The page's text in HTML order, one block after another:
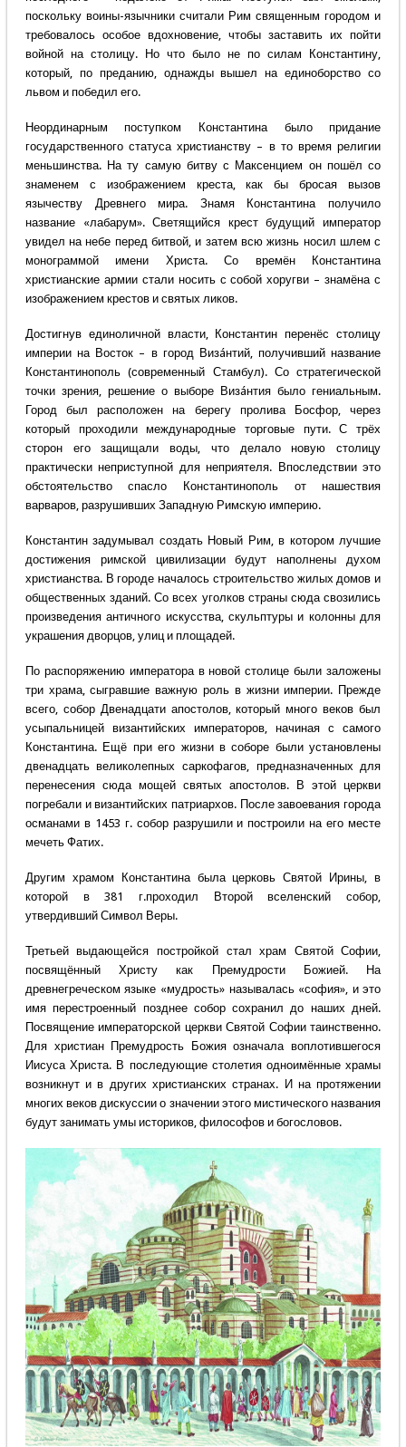
поскольку воины-язычники считали Рим священным городом и
требовалось особое вдохновение, чтобы заставить их пойти
войной на столицу. Но что было не по силам Константину,
который, по преданию, однажды вышел на единоборство со
львом и победил его.
Неординарным поступком Константина было придание
государственного статуса христианству – в то время религии
меньшинства. На ту самую битву с Максенцием он пошёл со
знаменем с изображением креста, как бы бросая вызов
язычеству Древнего мира. Знамя Константина получило
название «лабарум». Светящийся крест будущий император
увидел на небе перед битвой, и затем всю жизнь носил шлем с
монограммой имени Христа. Со времён Константина
христианские армии стали носить с собой хоругви – знамёна с
изображением крестов и святых ликов.
Достигнув единоличной власти, Константин перенёс столицу
империи на Восток – в город Визáнтий, получивший название
Константинополь (современный Стамбул). Со стратегической
точки зрения, решение о выборе Визáнтия было гениальным.
Город был расположен на берегу пролива Босфор, через
который проходили международные торговые пути. С трёх
сторон его защищали воды, что делало новую столицу
практически неприступной для неприятеля. Впоследствии это
обстоятельство спасло Константинополь от нашествия
варваров, разрушивших Западную Римскую империю.
Константин задумывал создать Новый Рим, в котором лучшие
достижения римской цивилизации будут наполнены духом
христианства. В городе началось строительство жилых домов и
общественных зданий. Со всех уголков страны сюда свозились
произведения античного искусства, скульптуры и колонны для
украшения дворцов, улиц и площадей.
По распоряжению императора в новой столице были заложены
три храма, сыгравшие важную роль в жизни империи. Прежде
всего, собор Двенадцати апостолов, который много веков был
усыпальницей византийских императоров, начиная с самого
Константина. Ещё при его жизни в соборе были установлены
двенадцать великолепных саркофагов, предназначенных для
перенесения сюда мощей святых апостолов. В этой церкви
погребали и византийских патриархов. После завоевания города
османами в 1453 г. собор разрушили и построили на его месте
мечеть Фатих.
Другим храмом Константина была церковь Святой Ирины, в
которой в 381 г.проходил Второй вселенский собор,
утвердивший Символ Веры.
Третьей выдающейся постройкой стал храм Святой Софии,
посвящённый Христу как Премудрости Божией. На
древнегреческом языке «мудрость» называлась «софия», и это
имя перестроенный позднее собор сохранил до наших дней.
Посвящение императорской церкви Святой Софии таинственно.
Для христиан Премудрость Божия означала воплотившегося
Иисуса Христа. В последующие столетия одноимённые храмы
возникнут и в других христианских странах. И на протяжении
многих веков дискуссии о значении этого мистического названия
будут занимать умы историков, философов и богословов.